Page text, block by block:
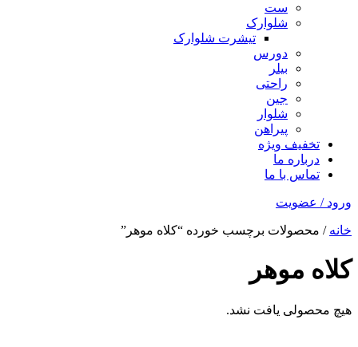
ست
شلوارک
تیشرت شلوارک
دورس
بیلر
راحتی
جین
شلوار
پیراهن
تخفیف ویژه
درباره ما
تماس با ما
ورود / عضویت
خانه / محصولات برچسب خورده “کلاه موهر”
کلاه موهر
هیچ محصولی یافت نشد.